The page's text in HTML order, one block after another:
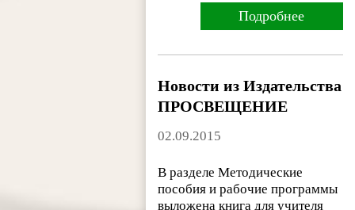
Подробнее
Новости из Издательства
ПРОСВЕЩЕНИЕ
02.09.2015
В разделе Методические
пособия и рабочие программы
выложена книга для учителя